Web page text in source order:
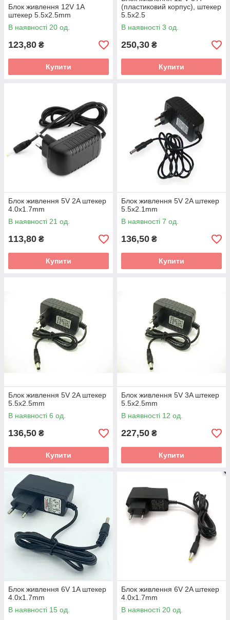
Блок живлення 12V 1A
штекер 5.5x2.5mm
В наявності 20 од.
123,80 ₴
Купити
(пластиковий корпус), штекер
5.5x2.5
В наявності 3 од.
250,30 ₴
Купити
Блок живлення 5V 2A штекер
4.0x1.7mm
В наявності 21 од.
113,80 ₴
Купити
Блок живлення 5V 2A штекер
5.5x2.1mm
В наявності 7 од.
136,50 ₴
Купити
Блок живлення 5V 2A штекер
5.5x2.5mm
В наявності 6 од.
136,50 ₴
Купити
Блок живлення 5V 3A штекер
5.5x2.5mm
В наявності 12 од.
227,50 ₴
Купити
Блок живлення 6V 1A штекер
4.0x1.7mm
В наявності 15 од.
Блок живлення 6V 2A штекер
4.0x1.7mm
В наявності 20 од.